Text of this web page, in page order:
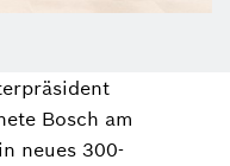
Bosch am
neues 300-